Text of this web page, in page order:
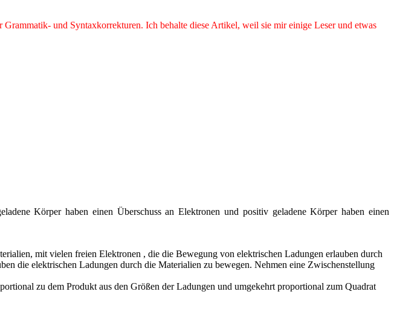
und Syntaxkorrekturen. Ich behalte diese Artikel, weil sie mir einige Leser und etwas
Körper haben einen Überschuss an Elektronen und positiv geladene Körper haben einen
mit vielen freien Elektronen , die die Bewegung von elektrischen Ladungen erlauben durch
die elektrischen Ladungen durch die Materialien zu bewegen. Nehmen eine Zwischenstellung
zu dem Produkt aus den Größen der Ladungen und umgekehrt proportional zum Quadrat